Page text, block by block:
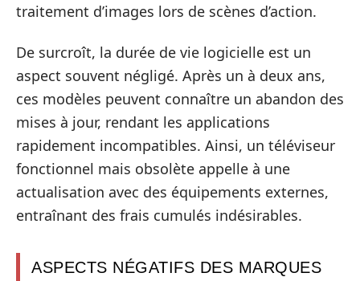
traitement d’images lors de scènes d’action.
De surcroît, la durée de vie logicielle est un
aspect souvent négligé. Après un à deux ans,
ces modèles peuvent connaître un abandon des
mises à jour, rendant les applications
rapidement incompatibles. Ainsi, un téléviseur
fonctionnel mais obsolète appelle à une
actualisation avec des équipements externes,
entraînant des frais cumulés indésirables.
ASPECTS NÉGATIFS DES MARQUES